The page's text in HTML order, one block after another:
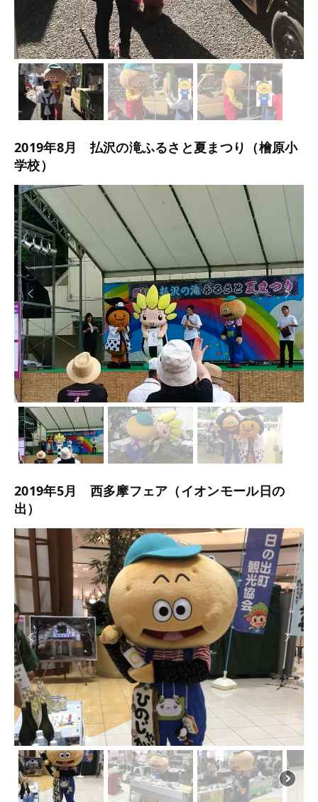
2019年8月 払沢の滝ふるさと夏まつり（檜原小
学校）
2019年5月 西多摩フェア（イオンモール日の
出）